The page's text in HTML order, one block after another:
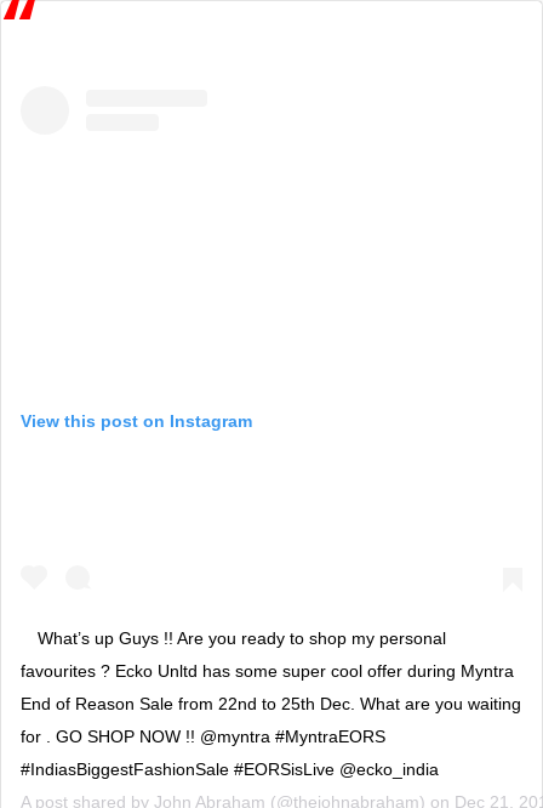
View this post on Instagram
What’s up Guys !! Are you ready to shop my personal
favourites ? Ecko Unltd has some super cool offer during Myntra
End of Reason Sale from 22nd to 25th Dec. What are you waiting
for . GO SHOP NOW !! @myntra #MyntraEORS
#IndiasBiggestFashionSale #EORSisLive @ecko_india
A post shared by John Abraham (@thejohnabraham) on Dec 21,